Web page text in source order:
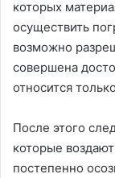
которых
осуществить
возможно
совершена
относится
После этого
которые
постепенно